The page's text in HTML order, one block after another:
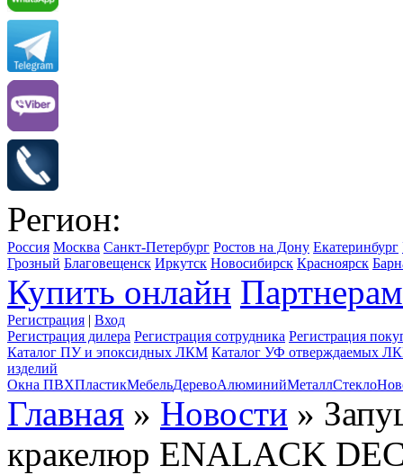
Регион:
Россия Москва Санкт-Петербург Ростов на Дону Екатеринбург
Грозный Благовещенск Иркутск Новосибирск Красноярск
Купить онлайн Партнерам
Регистрация | Вход
Регистрация дилера Регистрация сотрудника Регистрация
Каталог ПУ и эпоксидных ЛКМ Каталог УФ отверждаемых
изделий
Окна ПВХПластикМебельДеревоАлюминийМеталлСтекло
Главная » Новости »
кракелюр ENALACK